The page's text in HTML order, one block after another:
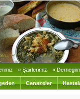
» Şairlerimiz »
Cenazeler